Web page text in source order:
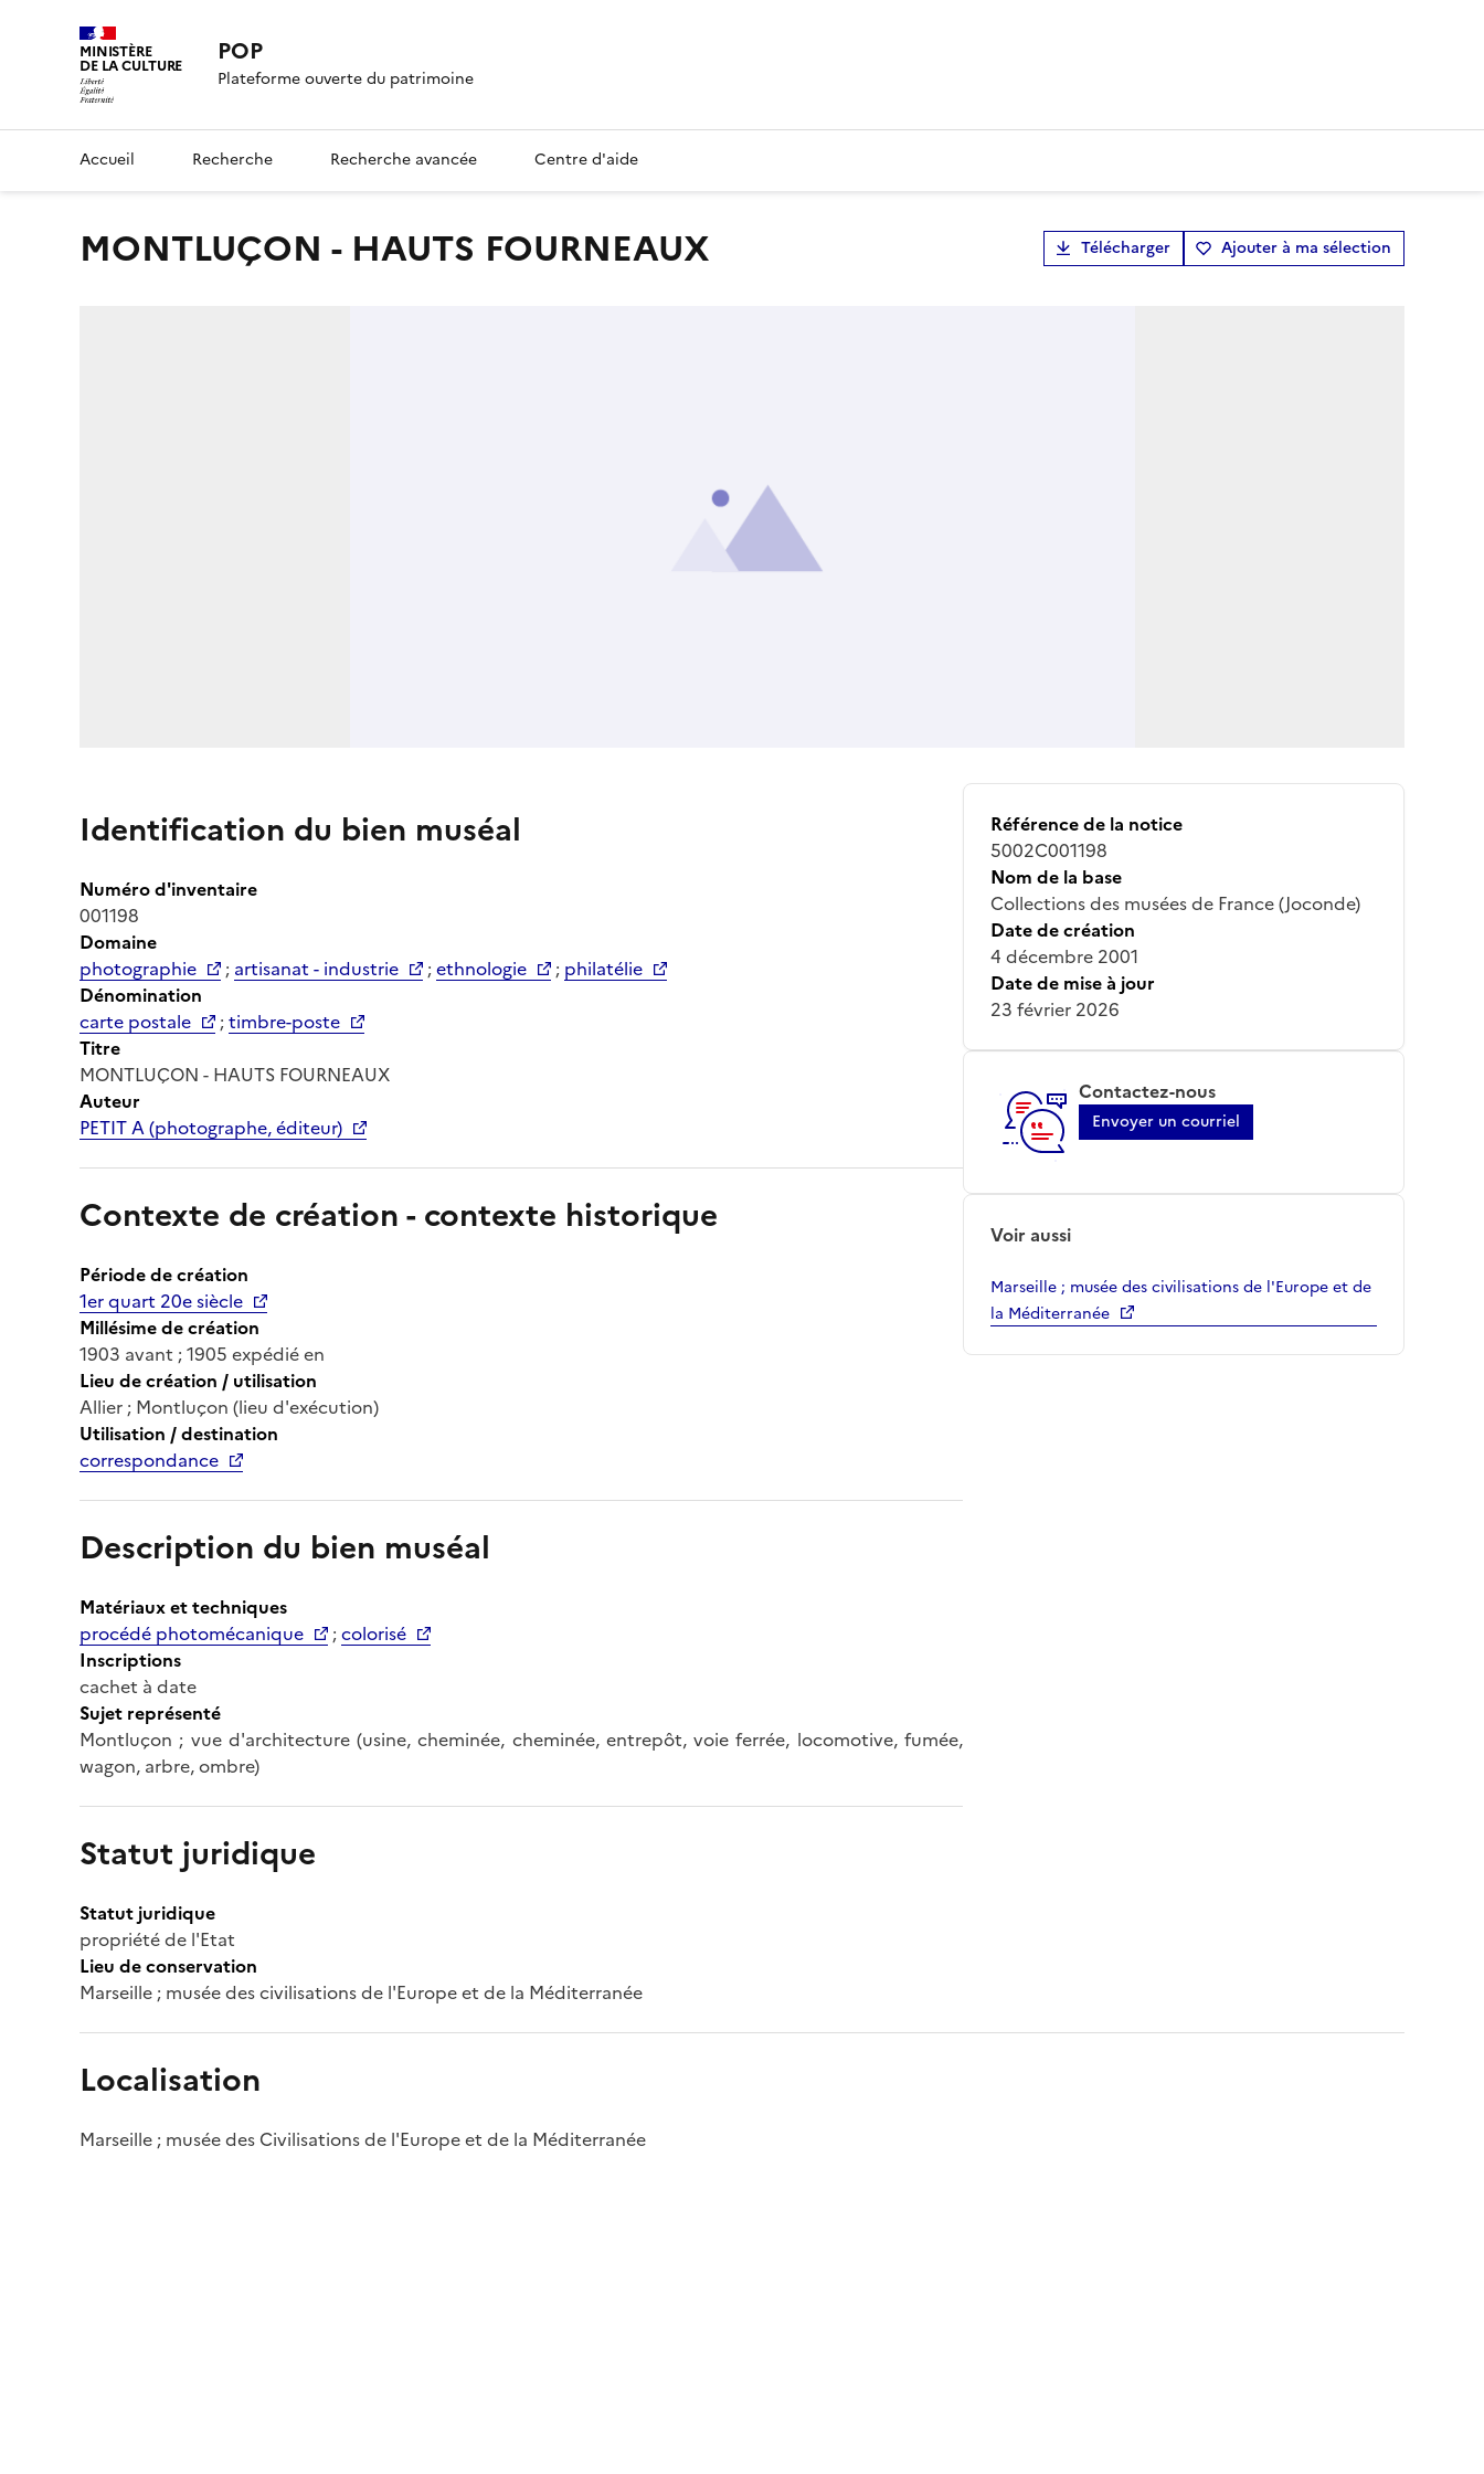
MINISTÈRE
DE LA CULTURE POP
Plateforme ouverte du patrimoine
Accueil Recherche Recherche avancée Centre d'aide
MONTLUÇON - HAUTS FOURNEAUX Télécharger Ajouter à ma sélection
Identification du bien muséal
Numéro d'inventaire
001198
Domaine
photographie
; artisanat - industrie ;ethnologie ; philatélie
Dénomination
carte postale
;timbre-poste
Titre
MONTLUÇON - HAUTS FOURNEAUX
Auteur
PETIT A (photographe, éditeur)
Contexte de création - contexte historique
Période de création
1er quart 20e siècle
Millésime de création
1903 avant ; 1905 expédié en
Lieu de création / utilisation
Allier ; Montluçon (lieu d'exécution)
Utilisation / destination
correspondance
Description du bien muséal
Matériaux et techniques
procédé photomécanique
;colorisé
Inscriptions
cachet à date
Sujet représenté
Montluçon ; vue d'architecture (usine, cheminée, cheminée, entrepôt, voie ferrée, locomotive, fumée,
wagon, arbre, ombre)
Statut juridique
Statut juridique
propriété de l'Etat
Lieu de conservation
Marseille ; musée des civilisations de l'Europe et de la Méditerranée
Référence de la notice
5002C001198
Nom de la base
Collections des musées de France (Joconde)
Date de création
4 décembre 2001
Date de mise à jour
23 février 2026
Contactez-nous
Envoyer un courriel
Voir aussi
Marseille ; musée des civilisations de l'Europe et de
la Méditerranée
Localisation
Marseille ; musée des Civilisations de l'Europe et de la Méditerranée